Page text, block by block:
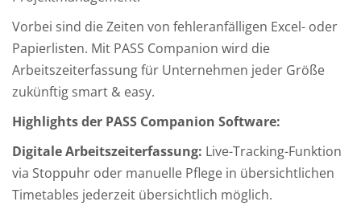
Vorbei sind die Zeiten von fehleranfälligen Excel- oder
Papierlisten. Mit PASS Companion wird die
Arbeitszeiterfassung für Unternehmen jeder Größe
zukünftig smart & easy.
Highlights der PASS Companion Software:
Digitale Arbeitszeiterfassung: Live-Tracking-Funktion
via Stoppuhr oder manuelle Pflege in übersichtlichen
Timetables jederzeit übersichtlich möglich.